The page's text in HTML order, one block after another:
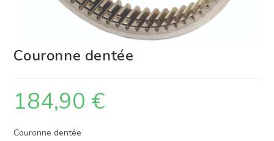
Couronne dentée
184,90 €
Couronne dentée